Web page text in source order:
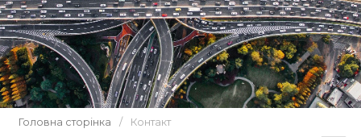
Головна сторінка / Контакт